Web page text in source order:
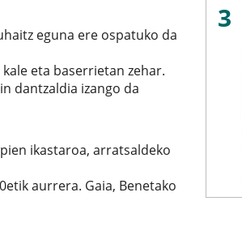
eguna ere ospatuko da
eta baserrietan zehar.
dantzaldia izango da
ikastaroa, arratsaldeko
aurrera. Gaia, Benetako
3